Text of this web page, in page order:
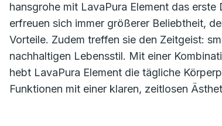
hansgrohe mit LavaPura Element das
erfreuen sich immer größerer Beliebtheit,
Vorteile. Zudem treffen sie den Zeitgeist:
nachhaltigen Lebensstil. Mit einer
hebt LavaPura Element die tägliche
Funktionen mit einer klaren, zeitlosen